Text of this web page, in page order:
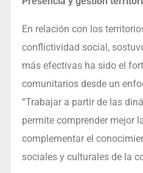
En relación con los
conflictividad social,
más efectivas ha sido el
comunitarios desde un
“Trabajar a partir de las
permite comprender mejor
complementar el
sociales y culturales de la